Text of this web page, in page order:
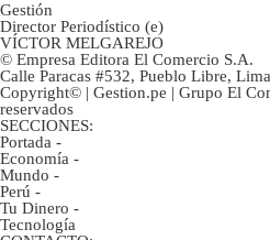
Gestión
Director Periodístico (e)
VÍCTOR MELGAREJO
© Empresa Editora El Comercio S.A.
Calle Paracas #532, Pueblo Libre,
Copyright© | Gestion.pe | Grupo El
reservados
SECCIONES:
Portada -
Economía -
Mundo -
Perú -
Tu Dinero -
Tecnología